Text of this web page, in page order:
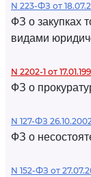
N 223-ФЗ от
ФЗ о закупках
видами
N 2202-1 от
ФЗ о
N 127-ФЗ
ФЗ о
N 152-ФЗ от